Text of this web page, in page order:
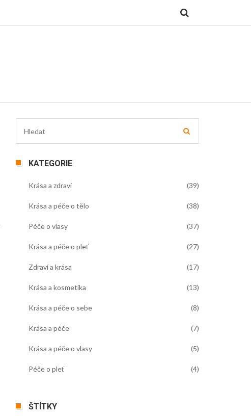
KATEGORIE
Krása a zdraví (39)
Krása a péče o tělo (38)
Péče o vlasy (37)
Krása a péče o pleť (27)
Zdraví a krása (17)
Krása a kosmetika (13)
Krása a péče o sebe (8)
Krása a péče (7)
Krása a péče o vlasy (5)
Péče o pleť (4)
ŠTÍTKY